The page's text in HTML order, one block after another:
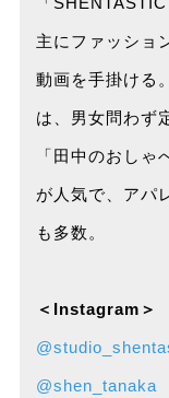
主にファッショ
動画を手掛ける
は、男女問わず
「田中のおし
が人気で、アパ
も多数。
＜Instagram＞
@shen_tanaka